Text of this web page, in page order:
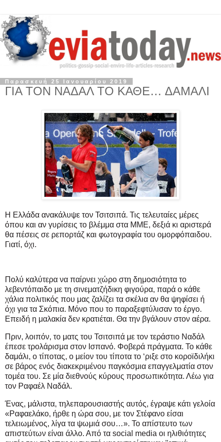
Παρασκευή 25 Ιανουαρίου 2019
ΓΙΑ ΤΟΝ ΝΑΔΑΛ ΤΟ ΚΑΘΕ… ΔΑΜΑΛΙ
Η Ελλάδα ανακάλυψε τον Τσιτσιπά. Τις τελευταίες μέρες
όπου και αν γυρίσεις το βλέμμα στα ΜΜΕ, δεξιά κι αριστερά
θα πέσεις σε ρεπορτάζ και φωτογραφία του ομορφόπαιδου.
Γιατί, όχι.
Πολύ καλύτερα να παίρνει χώρο στη δημοσιότητα το
λεβεντόπαιδο με τη σινεματζήδικη φιγούρα, παρά ο κάθε
χάλια πολιτικός που μας ζαλίζει τα σκέλια αν θα ψηφίσει ή
όχι για τα Σκόπια. Μόνο που το παραξεφτύλισαν το έργο.
Επειδή η μαλακία δεν κρατιέται. Θα την βγάλουν στον αέρα.
Πριν, λοιπόν, το ματς του Τσιτσιπά με τον τεράστιο Ναδάλ
έπεσε τρολάρισμα στον Ισπανό. Φοβερά πράγματα. Το κάθε
δαμάλι, ο τίποτας, ο μείον του τίποτα το ‘ριξε στο κοροϊδιλήκι
σε βάρος ενός διακεκριμένου παγκόσμια επαγγελματία στον
τομέα του. Σε μία διεθνούς κύρους προσωπικότητα. Λέω για
τον Ραφαέλ Ναδάλ.
Ένας, μάλιστα, τηλεπαρουσιαστής αυτός, έγραψε κάτι γελοία
«Ραφαελάκο, ήρθε η ώρα σου, με τον Στέφανο είσαι
τελειωμένος, λίγα τα ψωμιά σου…». Το απίστευτο των
απιστεύτων είναι άλλο. Από τα social media οι ηλιθιότητες